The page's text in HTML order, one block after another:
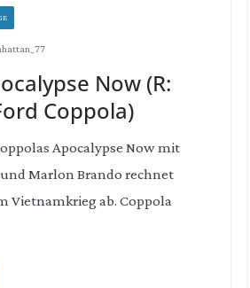
Now (R:
Coppola)
Apocalypse Now mit
Marlon Brando rechnet
Vietnamkrieg ab. Coppola